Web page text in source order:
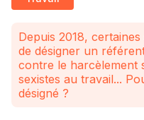
Depuis 2018,
de désigner un
contre le harcèlement
sexistes au travail...
désigné ?